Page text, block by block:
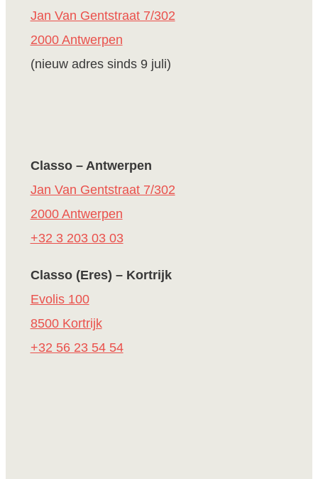
Jan Van Gentstraat 7/302
2000 Antwerpen
(nieuw adres sinds 9 juli)
Classo – Antwerpen
Jan Van Gentstraat 7/302
2000 Antwerpen
+32 3 203 03 03
Classo (Eres) – Kortrijk
Evolis 100
8500 Kortrijk
+32 56 23 54 54